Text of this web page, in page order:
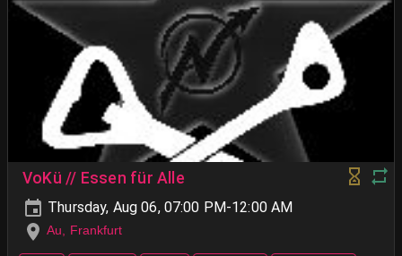
VoKü // Essen für Alle
Thursday, Aug 06, 07:00 PM-12:00 AM
Au, Frankfurt